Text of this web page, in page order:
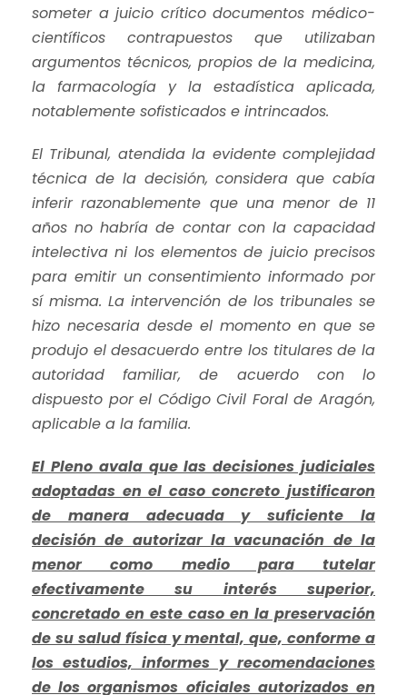
someter a juicio crítico documentos médico-
científicos contrapuestos que utilizaban
argumentos técnicos, propios de la medicina,
la farmacología y la estadística aplicada,
notablemente sofisticados e intrincados.
El Tribunal, atendida la evidente complejidad
técnica de la decisión, considera que cabía
inferir razonablemente que una menor de 11
años no habría de contar con la capacidad
intelectiva ni los elementos de juicio precisos
para emitir un consentimiento informado por
sí misma. La intervención de los tribunales se
hizo necesaria desde el momento en que se
produjo el desacuerdo entre los titulares de la
autoridad familiar, de acuerdo con lo
dispuesto por el Código Civil Foral de Aragón,
aplicable a la familia.
El Pleno avala que las decisiones judiciales
adoptadas en el caso concreto justificaron
de manera adecuada y suficiente la
decisión de autorizar la vacunación de la
menor como medio para tutelar
efectivamente su interés superior,
concretado en este caso en la preservación
de su salud física y mental, que, conforme a
los estudios, informes y recomendaciones
de los organismos oficiales autorizados en